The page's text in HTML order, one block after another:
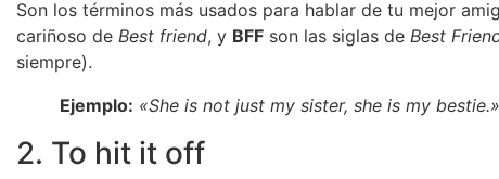
Son los términos más usados para hablar de tu mejor
cariñoso de Best friend, y BFF son las siglas de Best
siempre).
Ejemplo: «She is not just my sister, she is my bestie.»
2. To hit it off